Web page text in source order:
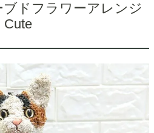
ドフラワーアレンジ
Cute